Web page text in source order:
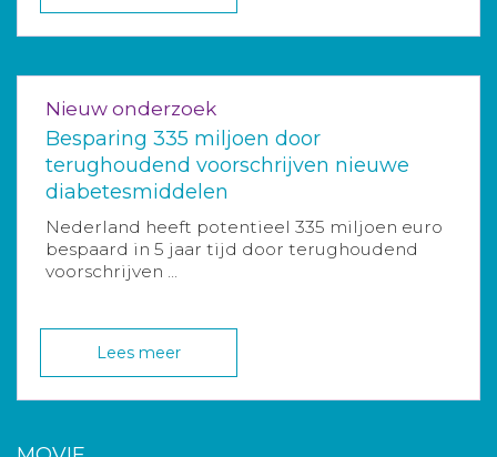
Nieuw onderzoek
Besparing 335 miljoen door
terughoudend voorschrijven nieuwe
diabetesmiddelen
Nederland heeft potentieel 335 miljoen euro
bespaard in 5 jaar tijd door terughoudend
voorschrijven ...
Lees meer